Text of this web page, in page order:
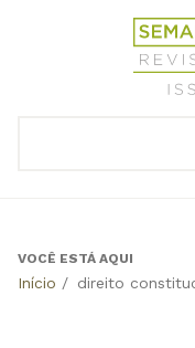
Revista
Científica
Semana
Back
VOCÊ ESTÁ AQUI
Início / direito